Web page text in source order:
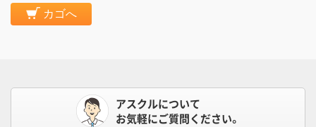
カゴへ
アスクルについて
お気軽にご質問ください。